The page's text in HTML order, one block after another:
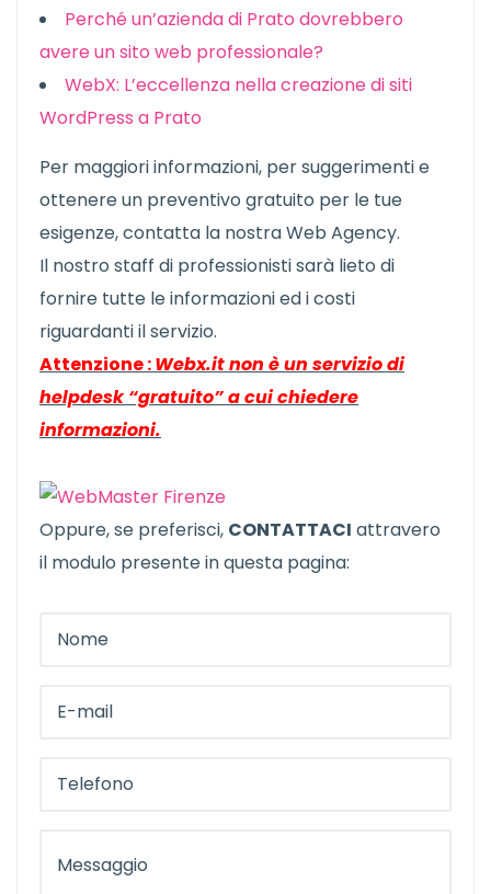
Perché un’azienda di Prato dovrebbero
avere un sito web professionale?
WebX: L’eccellenza nella creazione di siti
WordPress a Prato
Per maggiori informazioni, per suggerimenti e
ottenere un preventivo gratuito per le tue
esigenze, contatta la nostra Web Agency.
Il nostro staff di professionisti sarà lieto di
fornire tutte le informazioni ed i costi
riguardanti il servizio.
Attenzione :Webx.it non è un servizio di
helpdesk “gratuito” a cui chiedere
informazioni.
Oppure, se preferisci, CONTATTACI attravero
il modulo presente in questa pagina: